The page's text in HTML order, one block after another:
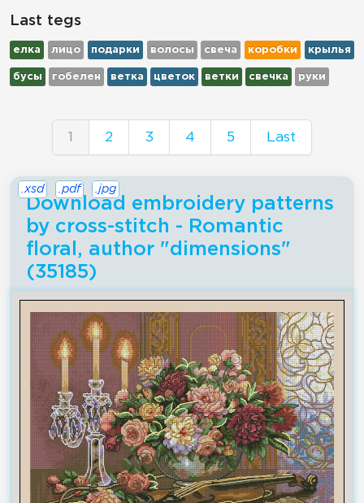
Last tegs
елка лицо подарки волосы свеча коробки крылья
бусы гобелен ветка цветок ветки свечка руки
1 2 3 4 5 Last
Download embroidery patterns
by cross-stitch - Romantic
floral, author "dimensions"
(35185)
.xsd .pdf .jpg